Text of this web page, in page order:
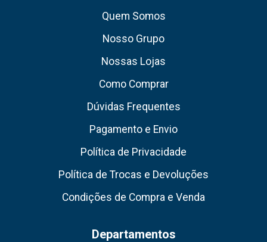
Quem Somos
Nosso Grupo
Nossas Lojas
Como Comprar
Dúvidas Frequentes
Pagamento e Envio
Política de Privacidade
Política de Trocas e Devoluções
Condições de Compra e Venda
Departamentos